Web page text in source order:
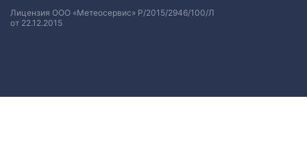
Лицензия ООО «Метеосервис» Р/2015/2946/100/Л
от 22.12.2015